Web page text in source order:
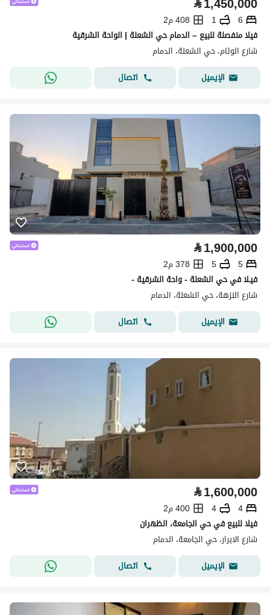
6
1
408 م2
فيلا منفصلة للبيع – الدمام حي الشعلة | الواحة الشرقية
شارع الوئام، حي الشعلة، الدمام
الإيميل
اتصال
⃁1,900,000
5
5
378 م2
فيـلا في حي الشعلة - واحة الشرقية -
شارع النزهة، حي الشعلة، الدمام
الإيميل
اتصال
⃁1,600,000
4
4
400 م2
فيلا للبيع في حي الجامعة، الظهران
شارع الابرار، حي الجامعة، الدمام
الإيميل
اتصال